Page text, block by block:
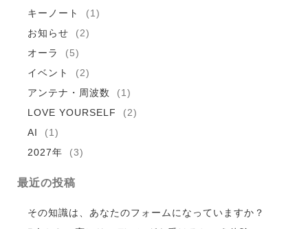
キーノート
(1)
お知らせ
(2)
オーラ
(5)
イベント
(2)
アンテナ・周波数
(1)
LOVE YOURSELF
(2)
AI
(1)
2027年
(3)
最近の投稿
その知識は、あなたのフォームになっていますか？